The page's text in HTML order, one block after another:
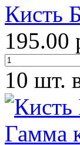
Кисть
195.00
10 шт.